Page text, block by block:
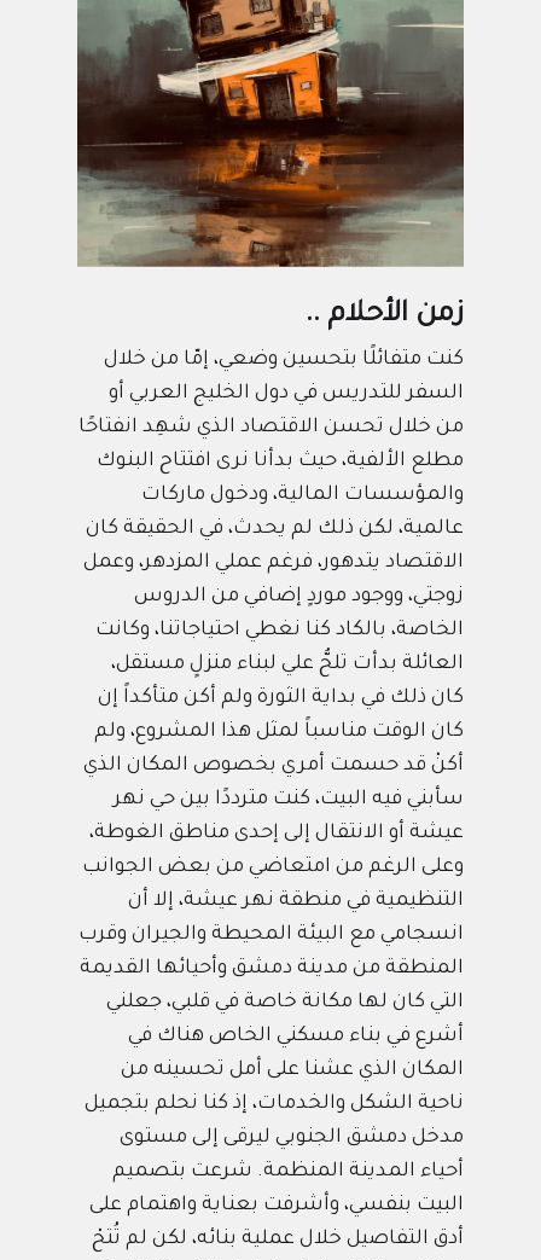
زمن الأحلام ..
كنت متفائلًا بتحسين وضعي، إمّا من خلال
السفر للتدريس في دول الخليج العربي أو
من خلال تحسن الاقتصاد الذي شهِد انفتاحًا
مطلع الألفية، حيث بدأنا نرى افتتاح البنوك
والمؤسسات المالية، ودخول ماركات
عالمية، لكن ذلك لم يحدث، في الحقيقة كان
الاقتصاد يتدهور، فرغم عملي المزدهر، وعمل
زوجتي، ووجود موردٍ إضافي من الدروس
الخاصة، بالكاد كنا نغطي احتياجاتنا، وكانت
العائلة بدأت تلحُّ علي لبناء منزلٍ مستقل،
كان ذلك في بداية الثورة ولم أكن متأكداً إن
كان الوقت مناسباً لمثل هذا المشروع، ولم
أكنْ قد حسمت أمري بخصوص المكان الذي
سأبني فيه البيت، كنت مترددًا بين حي نهر
عيشة أو الانتقال إلى إحدى مناطق الغوطة،
وعلى الرغم من امتعاضي من بعض الجوانب
التنظيمية في منطقة نهر عيشة، إلا أن
انسجامي مع البيئة المحيطة والجيران وقرب
المنطقة من مدينة دمشق وأحيائها القديمة
التي كان لها مكانة خاصة في قلبي، جعلني
أشرع في بناء مسكني الخاص هناك في
المكان الذي عشنا على أمل تحسينه من
ناحية الشكل والخدمات، إذ كنا نحلم بتجميل
مدخل دمشق الجنوبي ليرقى إلى مستوى
أحياء المدينة المنظمة. شرعت بتصميم
البيت بنفسي، وأشرفت بعناية واهتمام على
أدق التفاصيل خلال عملية بنائه، لكن لم تُتحْ